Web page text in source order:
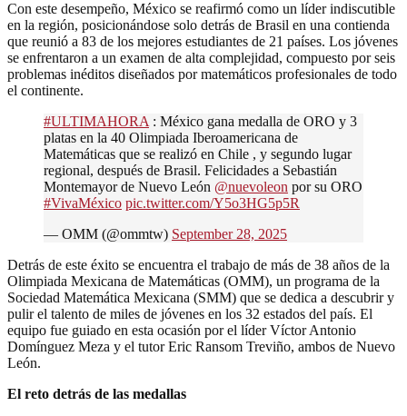
Con este desempeño, México se reafirmó como un líder indiscutible
en la región, posicionándose solo detrás de Brasil en una contienda
que reunió a 83 de los mejores estudiantes de 21 países. Los jóvenes
se enfrentaron a un examen de alta complejidad, compuesto por seis
problemas inéditos diseñados por matemáticos profesionales de todo
el continente.
#ULTIMAHORA: México gana medalla de ORO y 3
platas en la 40 Olimpiada Iberoamericana de
Matemáticas que se realizó en Chile , y segundo lugar
regional, después de Brasil. Felicidades a Sebastián
Montemayor de Nuevo León @nuevoleon por su ORO
#VivaMéxico pic.twitter.com/Y5o3HG5p5R
— OMM (@ommtw) September 28, 2025
Detrás de este éxito se encuentra el trabajo de más de 38 años de la
Olimpiada Mexicana de Matemáticas (OMM), un programa de la
Sociedad Matemática Mexicana (SMM) que se dedica a descubrir y
pulir el talento de miles de jóvenes en los 32 estados del país. El
equipo fue guiado en esta ocasión por el líder Víctor Antonio
Domínguez Meza y el tutor Eric Ransom Treviño, ambos de Nuevo
León.
El reto detrás de las medallas